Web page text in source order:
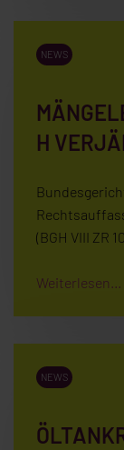
NEWS
H
(BGH VIII ZR
Weiterlesen...
NEWS